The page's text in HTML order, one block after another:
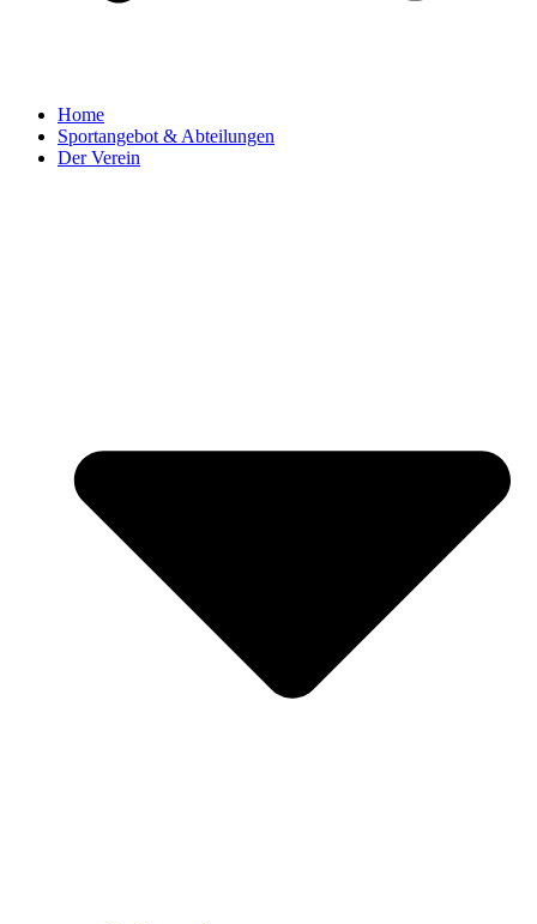
Home
Sportangebot & Abteilungen
Der Verein